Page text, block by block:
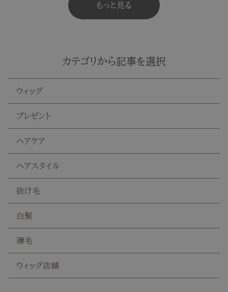
もっと見る
カテゴリから記事を選択
ウィッグ
プレゼント
ヘアケア
ヘアスタイル
抜け毛
白髪
薄毛
ウィッグ店舗